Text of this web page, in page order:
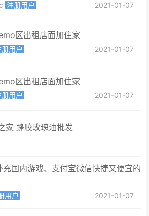
注册用户 2021-01-07
区出租店面加住家
册用户 2021-01-07
区出租店面加住家
册用户 2021-01-07
家 蜂胶玫瑰油批发
充国内游戏、支付宝微信快捷又便宜的
用户 2021-01-07